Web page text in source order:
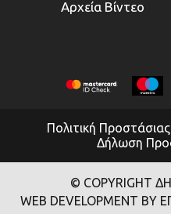
Αρχεία Βίντεο
Πολιτική Προστάσιας
Δήλωση
© COPYRIGHT
WEB DEVELOPMENT BY